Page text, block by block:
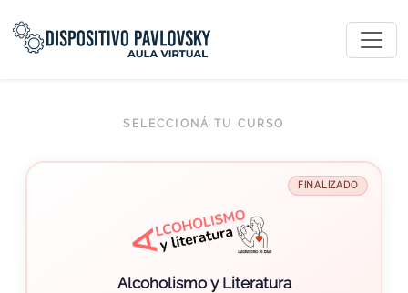
SELECCIONÁ TU CURSO
FINALIZADO
Alcoholismo y Literatura